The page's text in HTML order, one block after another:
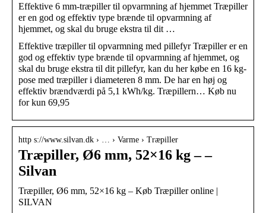
Effektive 6 mm-træpiller til opvarmning af hjemmet Træpiller
er en god og effektiv type brænde til opvarmning af
hjemmet, og skal du bruge ekstra til dit …
Effektive træpiller til opvarmning med pillefyr Træpiller er en
god og effektiv type brænde til opvarmning af hjemmet, og
skal du bruge ekstra til dit pillefyr, kan du her købe en 16 kg-
pose med træpiller i diameteren 8 mm. De har en høj og
effektiv brændværdi på 5,1 kWh/kg. Træpillern… Køb nu
for kun 69,95
http s://www.silvan.dk › … › Varme › Træpiller
Træpiller, Ø6 mm, 52×16 kg – –
Silvan
Træpiller, Ø6 mm, 52×16 kg – Køb Træpiller online |
SILVAN